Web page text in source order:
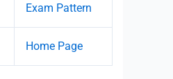
Exam Pattern
Home Page